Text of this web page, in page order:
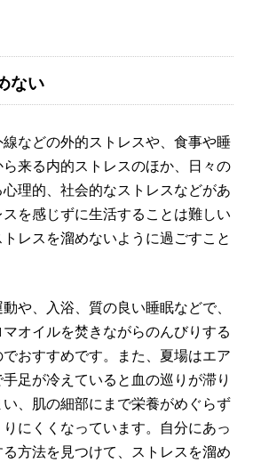
ない
などの外的ストレスや、食事や睡
来る内的ストレスのほか、日々の
理的、社会的なストレスなどがあ
を感じずに生活することは難しい
レスを溜めないように過ごすこと
や、入浴、質の良い睡眠などで、
オイルを焚きながらのんびりする
おすすめです。また、夏場はエア
足が冷えていると血の巡りが滞り
、肌の細部にまで栄養がめぐらず
にくくなっています。自分にあっ
方法を見つけて、ストレスを溜め